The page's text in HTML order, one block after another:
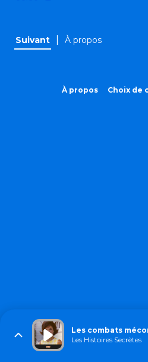
Suivant À propos
À propos Choix de
Les combats
Les Histoires Secrètes